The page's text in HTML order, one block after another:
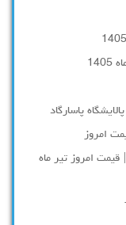
امروز
امروز تیر ماه